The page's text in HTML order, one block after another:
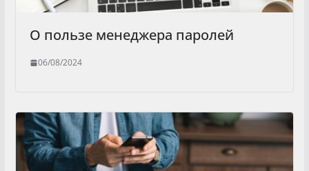
О пользе менеджера паролей
06/08/2024